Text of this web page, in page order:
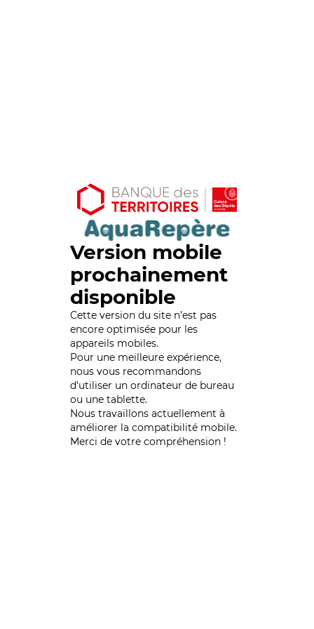
Version mobile
prochainement
disponible
Cette version du site n’est pas
encore optimisée pour les
appareils mobiles.
Pour une meilleure expérience,
nous vous recommandons
d'utiliser un ordinateur de bureau
ou une tablette.
Nous travaillons actuellement à
améliorer la compatibilité mobile.
Merci de votre compréhension !